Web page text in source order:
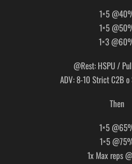
1×5
1×5
1×3
@Rest: HSPU /
ADV: 8-10 Strict C2B
Then
1×5
1×5
1x Max reps